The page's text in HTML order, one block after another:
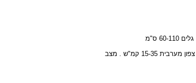
ס"מ
בצהריים מזג אוויר מעונן חלקית עם גשם מצפון הארץ -צפון הנגב. סכנת שיטפונות בדרום ובמזרח . בחרמון ירד שלג. רוח: צפון מערבית 15-35 קמ"ש . מצב